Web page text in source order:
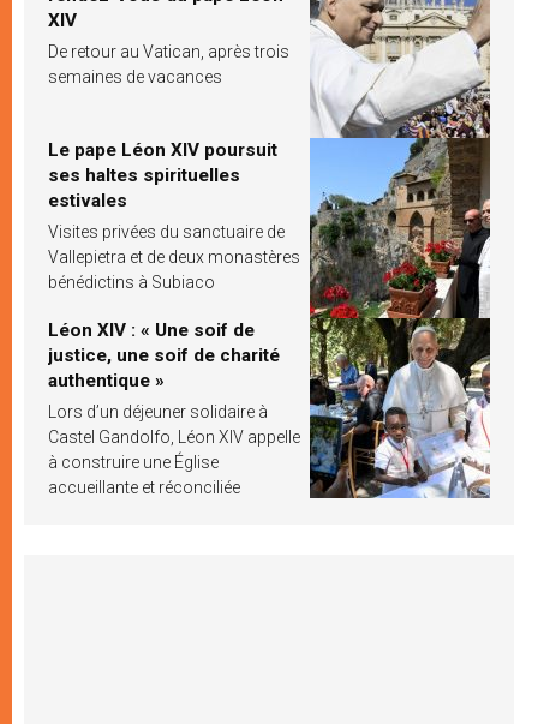
XIV
De retour au Vatican, après trois
semaines de vacances
Le pape Léon XIV poursuit
ses haltes spirituelles
estivales
Visites privées du sanctuaire de
Vallepietra et de deux monastères
bénédictins à Subiaco
Léon XIV : « Une soif de
justice, une soif de charité
authentique »
Lors d’un déjeuner solidaire à
Castel Gandolfo, Léon XIV appelle
à construire une Église
accueillante et réconciliée